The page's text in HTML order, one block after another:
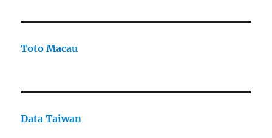
Toto Macau
Data Taiwan